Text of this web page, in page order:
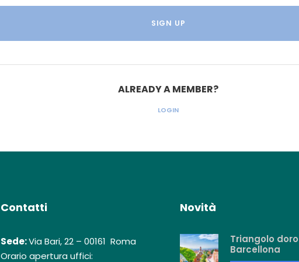
ALREADY A MEMBER?
LOGIN
Contatti
Sede:Via Bari, 22 – 00161 Roma
Orario apertura uffici:
Novità
Triangolo
Barcellona